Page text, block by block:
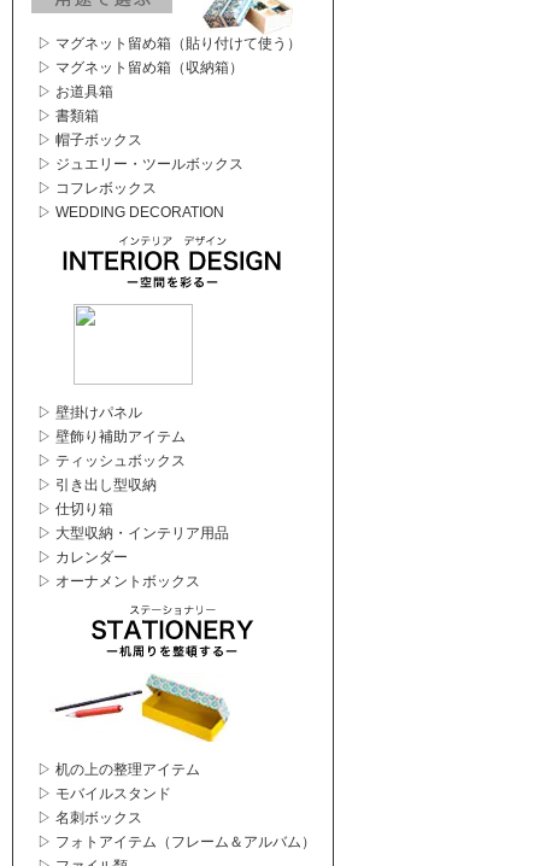
▷ マグネット留め箱（貼り付けて使う）
▷ マグネット留め箱（収納箱）
▷ お道具箱
▷ 書類箱
▷ 帽子ボックス
▷ ジュエリー・ツールボックス
▷ コフレボックス
▷ WEDDING DECORATION
▷ 壁掛けパネル
▷ 壁飾り補助アイテム
▷ ティッシュボックス
▷ 引き出し型収納
▷ 仕切り箱
▷ 大型収納・インテリア用品
▷ カレンダー
▷ オーナメントボックス
▷ 机の上の整理アイテム
▷ モバイルスタンド
▷ 名刺ボックス
▷ フォトアイテム（フレーム＆アルバム）